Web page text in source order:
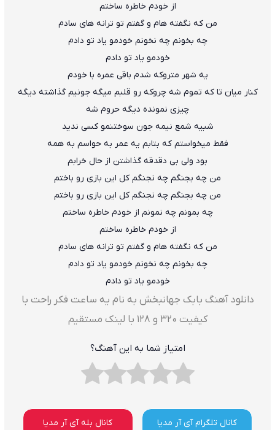
از خودم خاطره ساختم
من که نگفته هام و گفتم تو ترانه های سادم
چه بخونم چه نخونم خودمو یاد تو دادم
خودمو یاد تو دادم
یه شهر متروکه شدم باقی عمره با خودم
کنار میان تا که تموم شه چروکه رو قلبم میگه جونیم گذاشته دیگه
چیزی نمونده دیگه حروم شه
شبیه شمع نیمه جون سوختنمو کسی ندید
فقط میخواستم که بتابم یه عمر به حواسم به همه
بود ولی بی دقدقه گذاشتن از حال خرابم
من چه بجنگم چه نجنگم کل این بازی رو باختم
من چه بجنگم چه نجنگم کل این بازی رو باختم
چه بمونم چه نمونم از خودم خاطره ساختم
از خودم خاطره ساختم
من که نگفته هام و گفتم تو ترانه های سادم
چه بخونم چه نخونم خودمو یاد تو دادم
خودمو یاد تو دادم
دانلود آهنگ بابک جهانبخش به نام یه ساعت فکر راحت با
کیفیت ۳۲۰ و ۱۲۸ با لینک مستقیم
امتیاز شما به این آهنگ؟
کانال تلگرام آی آر مدیا کانال بله آی آر مدیا